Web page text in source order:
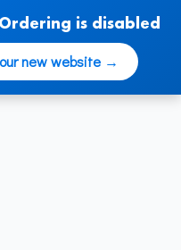
is disabled
new website →